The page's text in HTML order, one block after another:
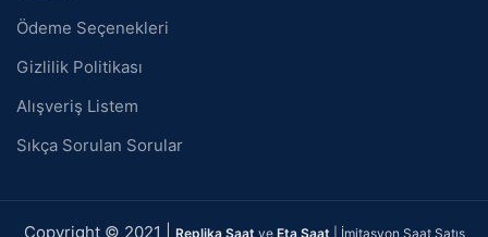
Ödeme Seçenekleri
Gizlilik Politikası
Alışveriş Listem
Sıkça Sorulan Sorular
Copyright © 2021 | Replika Saat ve Eta Saat | İmitasyon Saat Satış